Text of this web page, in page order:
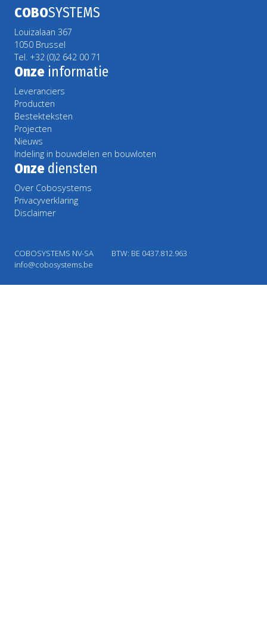
COBOSYSTEMS
Louizalaan 367
1050 Brussel
Tel. +32 (0)2 642 00 71
Onze informatie
Leveranciers
Producten
Bestekteksten
Projecten
Nieuws
Indeling in bouwdelen en bouwloten
Onze diensten
Over Cobosystems
Privacyverklaring
Disclaimer
COBOSYSTEMS NV-SA
BTW: BE 0437.812.963
info@cobosystems.be